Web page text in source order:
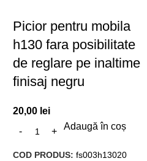
Picior pentru mobila
h130 fara posibilitate
de reglare pe inaltime
finisaj negru
20,00 lei
Adaugă în coș
COD PRODUS: fs003h13020